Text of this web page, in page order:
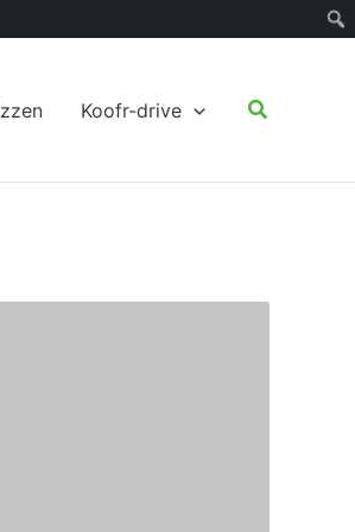
Koofr-drive Zoeken